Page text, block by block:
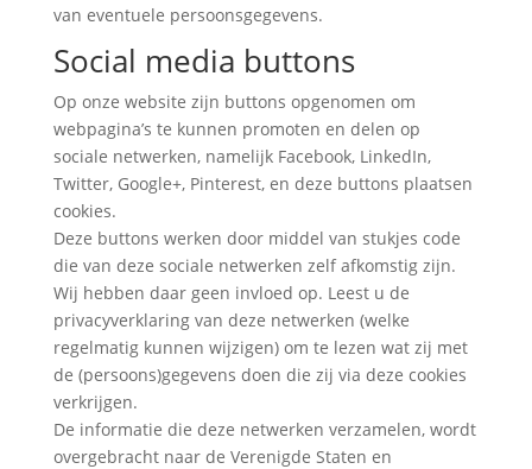
van eventuele persoonsgegevens.
Social media buttons
Op onze website zijn buttons opgenomen om
webpagina’s te kunnen promoten en delen op
sociale netwerken, namelijk Facebook, LinkedIn,
Twitter, Google+, Pinterest, en deze buttons plaatsen
cookies.
Deze buttons werken door middel van stukjes code
die van deze sociale netwerken zelf afkomstig zijn.
Wij hebben daar geen invloed op. Leest u de
privacyverklaring van deze netwerken (welke
regelmatig kunnen wijzigen) om te lezen wat zij met
de (persoons)gegevens doen die zij via deze cookies
verkrijgen.
De informatie die deze netwerken verzamelen, wordt
overgebracht naar de Verenigde Staten en